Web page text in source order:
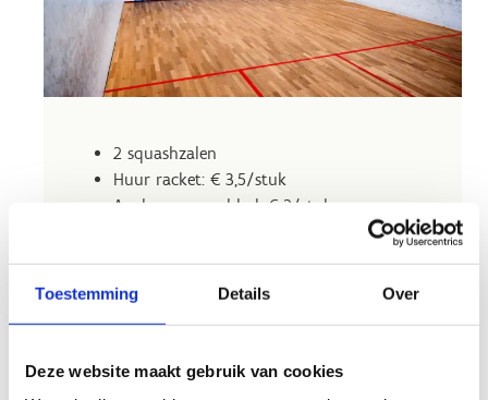
Toestemming Details Over
Deze website maakt gebruik van cookies
2 squashzalen
Huur racket: € 3,5/stuk
Aankoop squashbal: € 2/stuk
Bij online reservaties zijn klanten zelf
verantwoordelijk om hun korting op voorhand aan